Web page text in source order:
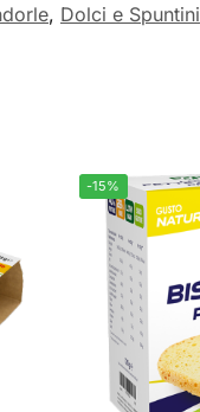
, Dolci e Spuntini
-15%